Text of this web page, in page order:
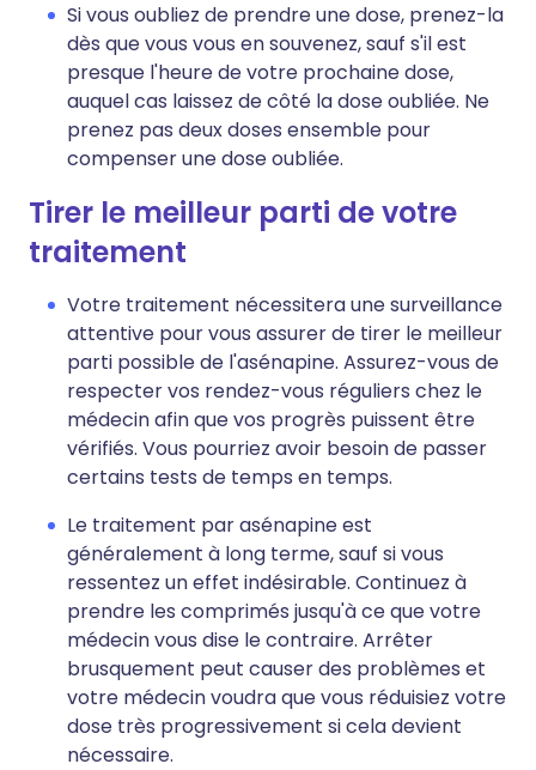
Si vous oubliez de prendre une dose, prenez-la
dès que vous vous en souvenez, sauf s'il est
presque l'heure de votre prochaine dose,
auquel cas laissez de côté la dose oubliée. Ne
prenez pas deux doses ensemble pour
compenser une dose oubliée.
Tirer le meilleur parti de votre
traitement
Votre traitement nécessitera une surveillance
attentive pour vous assurer de tirer le meilleur
parti possible de l'asénapine. Assurez-vous de
respecter vos rendez-vous réguliers chez le
médecin afin que vos progrès puissent être
vérifiés. Vous pourriez avoir besoin de passer
certains tests de temps en temps.
Le traitement par asénapine est
généralement à long terme, sauf si vous
ressentez un effet indésirable. Continuez à
prendre les comprimés jusqu'à ce que votre
médecin vous dise le contraire. Arrêter
brusquement peut causer des problèmes et
votre médecin voudra que vous réduisiez votre
dose très progressivement si cela devient
nécessaire.